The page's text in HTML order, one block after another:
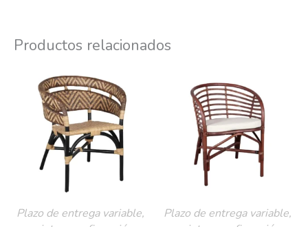
Productos relacionados
Plazo de entrega variable,
Plazo de entrega variable,